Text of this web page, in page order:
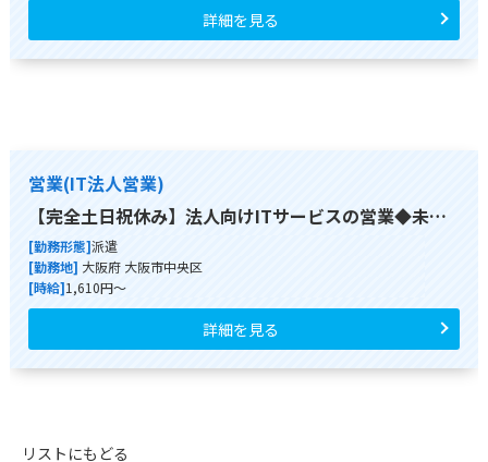
詳細を見る
営業(IT法人営業)
【完全土日祝休み】法人向けITサービスの営業◆未…
[勤務形態]派遣
[勤務地] 大阪府 大阪市中央区
[時給]1,610円～
詳細を見る
リストにもどる